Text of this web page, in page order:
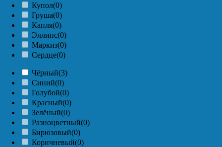
Купол(0)
Груша(0)
Капля(0)
Эллипс(0)
Маркиз(0)
Сердце(0)
Чёрный(3)
Синий(0)
Голубой(0)
Красный(0)
Зелёный(0)
Разноцветный(0)
Бирюзовый(0)
Коричневый(0)